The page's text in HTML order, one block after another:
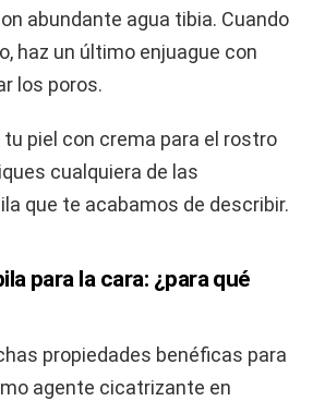
abundante agua tibia. Cuando
haz un último enjuague con
los poros.
piel con crema para el rostro
cualquiera de las
que te acabamos de describir.
para la cara: ¿para qué
propiedades benéficas para
agente cicatrizante en